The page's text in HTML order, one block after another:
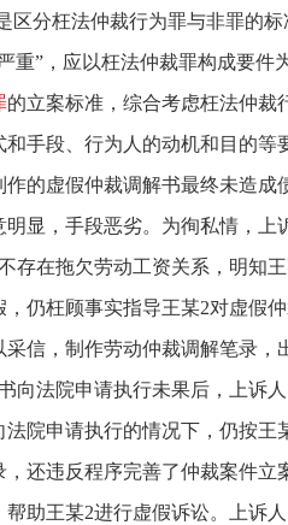
区分枉法仲裁行为罪与非罪的
重”，应以枉法仲裁罪构成要件
的立案标准，综合考虑枉法仲裁
和手段、行为人的动机和目的等
作的虚假仲裁调解书最终未造成
明显，手段恶劣。为徇私情，上
存在拖欠劳动工资关系，明知
，仍枉顾事实指导王某2对虚假
采信，制作劳动仲裁调解笔录，
向法院申请执行未果后，上诉
院申请执行的情况下，仍按王
，还违反程序完善了仲裁案件立
助王某2进行虚假诉讼。上诉